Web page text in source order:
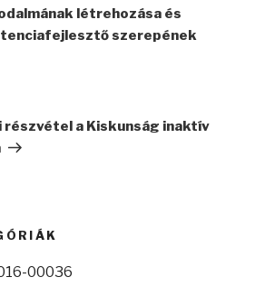
létrehozása és
szerepének
részvétel a Kiskunság inaktív
00036